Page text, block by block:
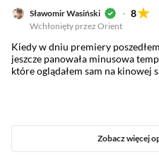
Sławomir Wasiński 8
Wchłonięty przez Orient
Kiedy w dniu premiery
jeszcze panowała minusowa
które oglądałem sam na kinowej
Zobacz więcej